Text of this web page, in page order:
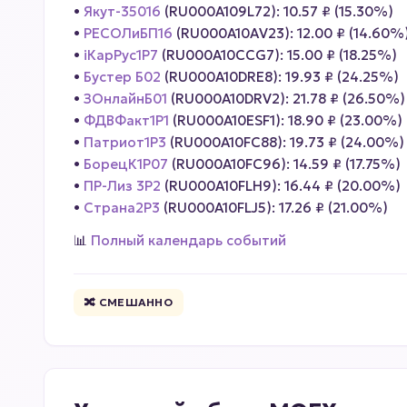
• Якут-35016 (RU000A109L72): 10.57 ₽ (15.30%)
• РЕСОЛиБП16 (RU000A10AV23): 12.00 ₽
• iКарРус1P7 (RU000A10CCG7): 15.00 ₽ (18.25%)
• Бустер Б02 (RU000A10DRE8): 19.93 ₽ (24.25%)
• ЗОнлайнБ01 (RU000A10DRV2): 21.78 ₽ (26.50%)
• ФДВФакт1P1 (RU000A10ESF1): 18.90 ₽ (23.00%)
• Патриот1Р3 (RU000A10FC88): 19.73 ₽ (24.00%)
• БорецК1Р07 (RU000A10FC96): 14.59 ₽ (17.75%)
• ПР-Лиз 3P2 (RU000A10FLH9): 16.44 ₽ (20.00%)
• Страна2Р3 (RU000A10FLJ5): 17.26 ₽ (21.00%)
📊 Полный календарь событий
🔀 СМЕШАННО